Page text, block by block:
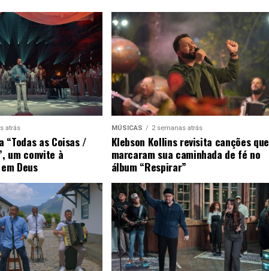
atrás
“Todas as Coisas /
um convite à
Deus
MÚSICAS 2 semanas atrás
Klebson Kollins revisita canções que
marcaram sua caminhada de fé no
álbum “Respirar”